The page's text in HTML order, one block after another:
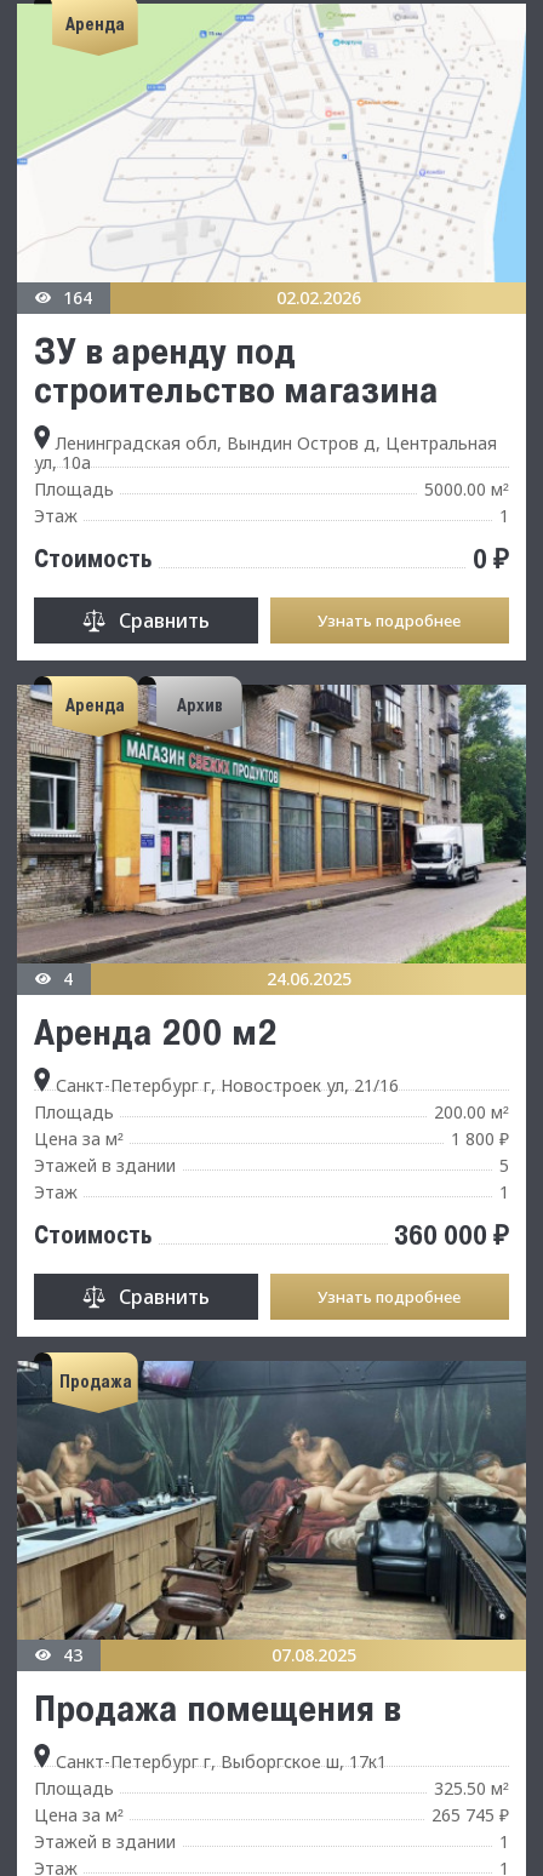
Аренда
164 02.02.2026
ЗУ в аренду под
строительство магазина
Ленинградская обл, Вындин Остров д, Центральная
ул, 10а
Площадь
5000.00 м²
Этаж 1
Стоимость 0 ₽
Сравнить Узнать подробнее
Аренда Архив
4 24.06.2025
Аренда 200 м2
Санкт-Петербург г, Новостроек ул, 21/16
Площадь
200.00 м²
Цена за м²
1 800 ₽
Этажей в здании
5
Этаж
1
Стоимость 360 000 ₽
Сравнить Узнать подробнее
Продажа
43 07.08.2025
Продажа помещения в
Санкт-Петербург г, Выборгское ш, 17к1
Площадь
325.50 м²
Цена за м²
265 745 ₽
Этажей в здании
1
Этаж
1